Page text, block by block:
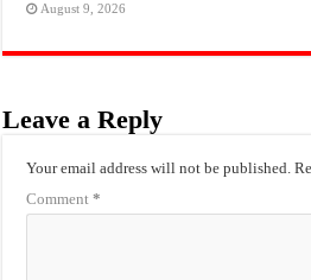
August 9, 2026
Leave a Reply
Your email address will not be published.
Comment*